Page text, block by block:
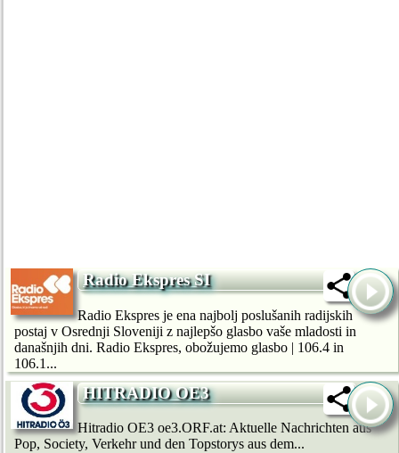
Radio Ekspres SI
Radio Ekspres je ena najbolj poslušanih radijskih
postaj v Osrednji Sloveniji z najlepšo glasbo vaše mladosti in
današnjih dni. Radio Ekspres, obožujemo glasbo | 106.4 in
106.1...
HITRADIO OE3
Hitradio OE3 oe3.ORF.at: Aktuelle Nachrichten aus
Pop, Society, Verkehr und den Topstorys aus dem...